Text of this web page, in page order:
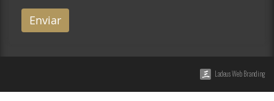
Enviar
Ladeus Web Branding